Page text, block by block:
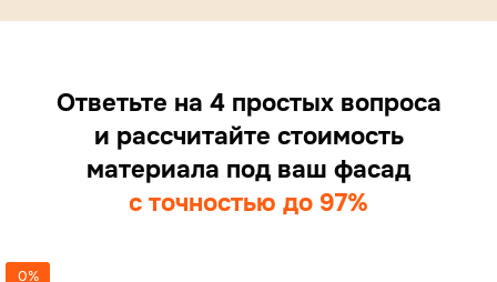
Ответьте на 4 простых вопроса
и рассчитайте стоимость
материала под ваш фасад
с точностью до 97%